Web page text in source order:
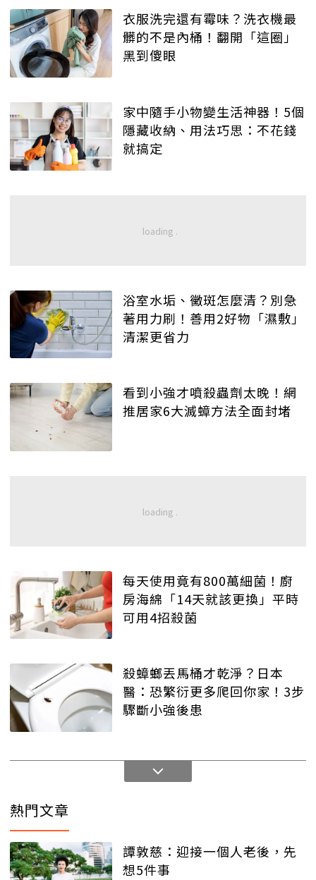
衣服洗完還有霉味？洗衣機最
髒的不是內桶！翻開「這圈」
黑到傻眼
家中隨手小物變生活神器！5個
隱藏收納、用法巧思：不花錢
就搞定
浴室水垢、黴斑怎麼清？別急
著用力刷！善用2好物「濕敷」
清潔更省力
看到小強才噴殺蟲劑太晚！網
推居家6大滅蟑方法全面封堵
每天使用竟有800萬細菌！廚
房海綿「14天就該更換」平時
可用4招殺菌
殺蟑螂丟馬桶才乾淨？日本
醫：恐繁衍更多爬回你家！3步
驟斷小強後患
熱門文章
譚敦慈：迎接一個人老後，先
想5件事